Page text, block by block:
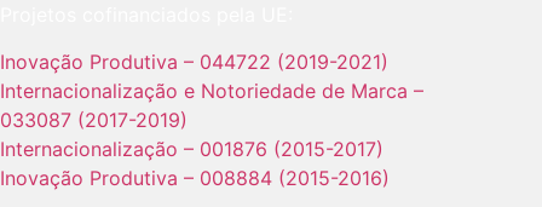
Inovação Produtiva – 044722 (2019-2021)
Internacionalização e Notoriedade de Marca –
033087 (2017-2019)
Internacionalização – 001876 (2015-2017)
Inovação Produtiva – 008884 (2015-2016)